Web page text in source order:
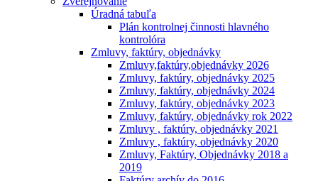
Úradná tabuľa
Plán kontrolnej činnosti hlavného
kontrolóra
Zmluvy, faktúry, objednávky
Zmluvy,faktúry,objednávky 2026
Zmluvy, faktúry, objednávky 2025
Zmluvy, faktúry, objednávky 2024
Zmluvy, faktúry, objednávky 2023
Zmluvy, faktúry, objednávky rok 2022
Zmluvy , faktúry, objednávky 2021
Zmluvy , faktúry, objednávky 2020
Zmluvy, Faktúry, Objednávky 2018 a
2019